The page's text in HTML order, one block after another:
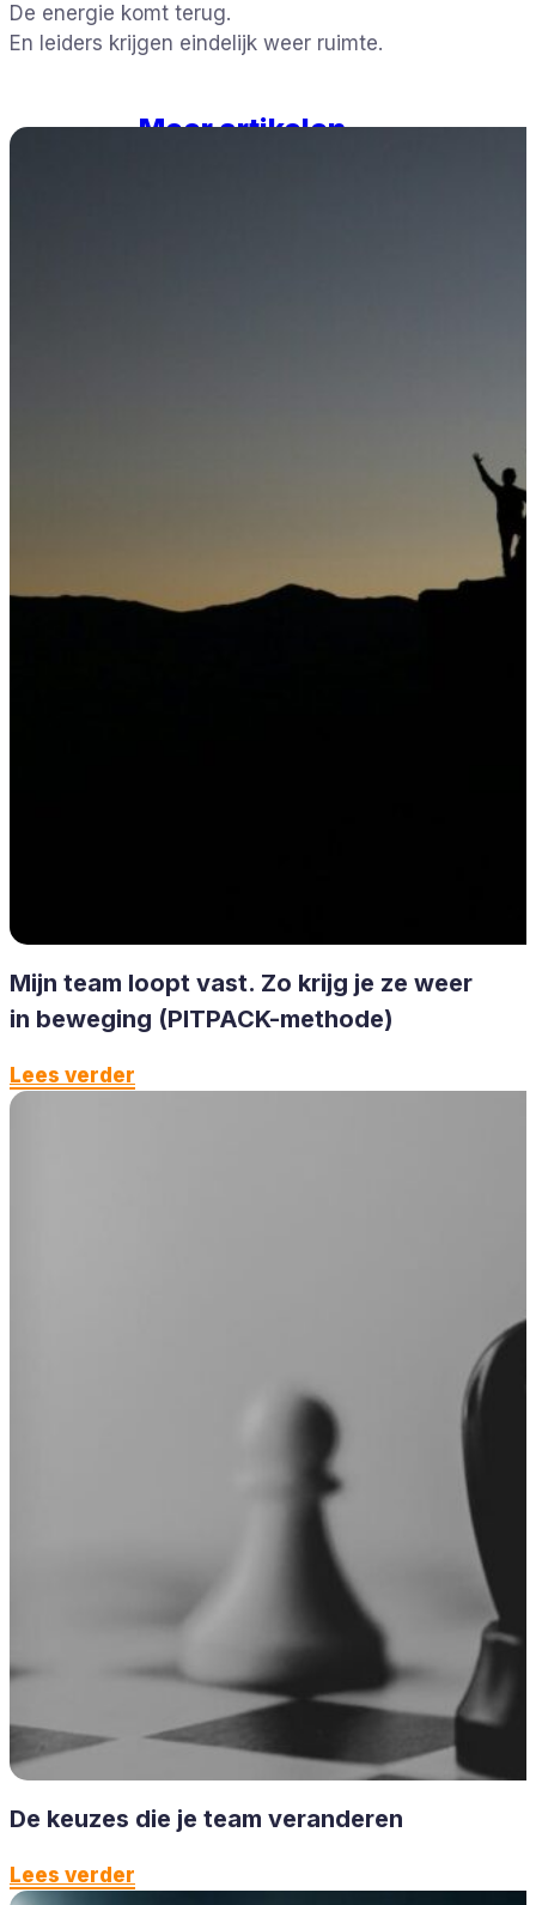
De energie komt terug.
En leiders krijgen eindelijk weer ruimte.
Meer artikelen
Mijn team loopt vast. Zo krijg je ze weer
in beweging (PITPACK-methode)
Lees verder
De keuzes die je team veranderen
Lees verder